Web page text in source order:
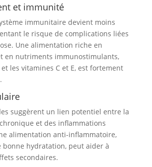
et immunité
immunitaire devient moins
le risque de complications liées
Une alimentation riche en
en nutriments immunostimulants,
les vitamines C et E, est fortement
suggèrent un lien potentiel entre la
et des inflammations
alimentation anti-inflammatoire,
bonne hydratation, peut aider à
secondaires.